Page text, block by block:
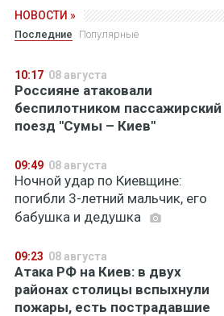
НОВОСТИ »
Последние Популярные
10:17 08 августа
Россияне атаковали
беспилотником пассажирский
поезд "Сумы – Киев"
09:49 08 августа
Ночной удар по Киевщине:
погибли 3-летний мальчик, его
бабушка и дедушка
09:23 08 августа
Атака РФ на Киев: в двух
районах столицы вспыхнули
пожары, есть пострадавшие